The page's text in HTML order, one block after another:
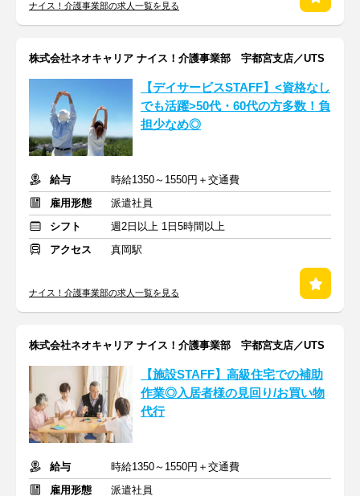
ナイス！介護事業部の求人一覧を見る
株式会社ネオキャリア ナイス！介護事業部 宇都宮支店／UTS
【デイサービスSTAFF】<資格なし
でも活躍>50代・60代の方多数！負
担少なめ◎
給与
時給1350～1550円＋交通費
雇用形態
派遣社員
シフト
週2日以上 1日5時間以上
アクセス
真岡駅
ナイス！介護事業部の求人一覧を見る
株式会社ネオキャリア ナイス！介護事業部 宇都宮支店／UTS
【施設STAFF】高級住宅での補助
作業◎入居者様の見回り/お買い物
代行
給与
時給1350～1550円＋交通費
雇用形態
派遣社員